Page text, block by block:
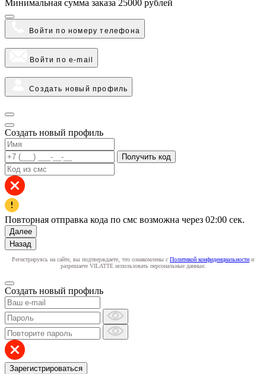
Минимальная сумма заказа 25000 рублей
Войти по номеру телефона
Войти по e-mail
Создать новый профиль
Создать новый профиль
Получить код
Повторная отправка кода по смс возможна через 02:00 сек.
Далее
Назад
Регистрируясь на сайте, вы подтверждаете, что ознакомлены с Политикой конфиденциальности и
разрешаете VILATTE использовать персональные данные.
Создать новый профиль
Зарегистрироваться